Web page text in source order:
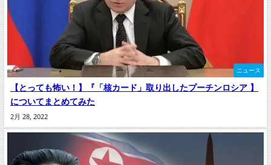
ニュース
【とっても怖い！】『「核カード」取り出したプーチンロシア 】
についてまとめてみた
2月 28, 2022